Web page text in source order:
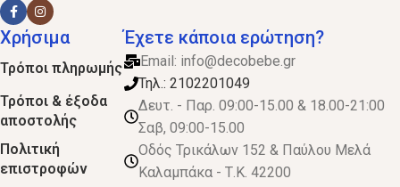
Χρήσιμα
Τρόποι πληρωμής
Τρόποι & έξοδα
αποστολής
Πολιτική
επιστροφών
Έχετε κάποια ερώτηση?
Email: info@decobebe.gr
Τηλ.: 2102201049
Δευτ. - Παρ. 09:00-15.00 & 18.00-21:00
Σαβ, 09:00-15.00
Οδός Τρικάλων 152 & Παύλου Μελά
Καλαμπάκα - Τ.Κ. 42200